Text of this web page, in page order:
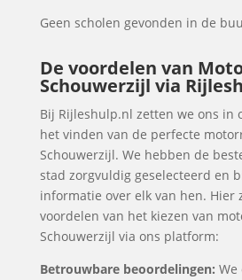
Geen scholen gevonden in de
De voordelen van
Schouwerzijl via
Bij Rijleshulp.nl zetten we ons in
het vinden van de perfecte
Schouwerzijl. We hebben de
stad zorgvuldig geselecteerd en
informatie over elk van hen. Hier
voordelen van het kiezen van
Schouwerzijl via ons platform:
Betrouwbare beoordelingen: